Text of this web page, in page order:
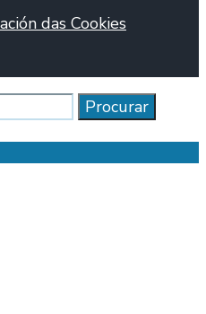
das Cookies
Procurar